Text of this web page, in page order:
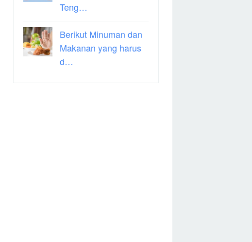
Teng…
Berikut Minuman dan
Makanan yang harus
d…